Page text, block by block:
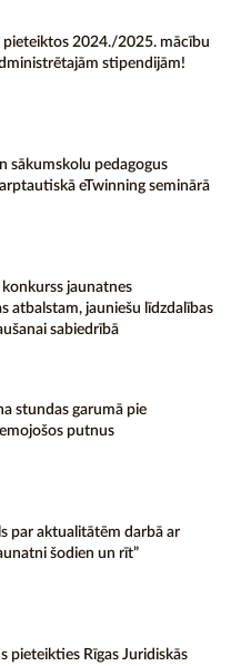
pieteiktos 2024./2025. mācību
stipendijām!
sākumskolu pedagogus
eTwinning seminārā
jaunatnes
atbalstam, jauniešu līdzdalības
sabiedrībā
stundas garumā pie
putnus
par aktualitātēm darbā ar
šodien un rīt”
pieteikties Rīgas Juridiskās